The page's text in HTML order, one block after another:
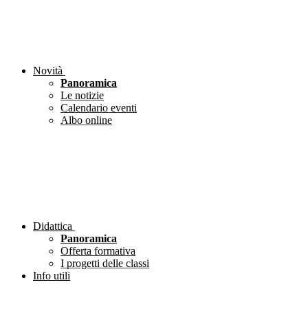
Novità
Panoramica
Le notizie
Calendario eventi
Albo online
Didattica
Panoramica
Offerta formativa
I progetti delle classi
Info utili